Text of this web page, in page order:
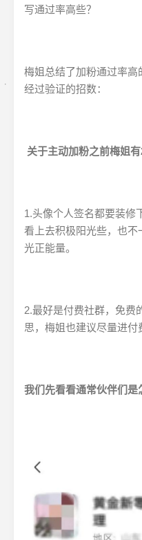
写通过率高些？
梅姐总结了加粉通过率
经过验证的招数：
关于主动加粉之前梅姐有
1.头像个人签名都要装修
看上去积极阳光些，也不
光正能量。
2.最好是付费社群，免费
思，梅姐也建议尽量进付
我们先看看通常伙伴们是